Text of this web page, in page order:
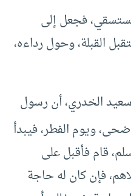
فجعل إلى
القبلة، وحول رداءه،
الخدري، أن رسول
ويوم الفطر، فيبدأ
قام فأقبل على
فإن كان له حاجة